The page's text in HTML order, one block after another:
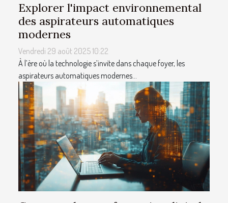
Explorer l'impact environnemental
des aspirateurs automatiques
modernes
Vendredi 29 août 2025 10:22
À l’ère où la technologie s’invite dans chaque foyer, les
aspirateurs automatiques modernes...